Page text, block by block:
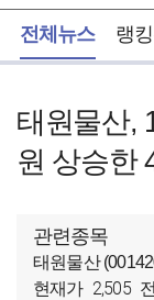
전체뉴스 랭
태원물산,
원 상승한
관련종목
태원물산
현재가 2,505